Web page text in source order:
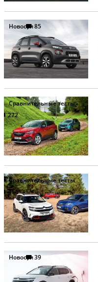
Новости85
Сравнительные тесты
272
Сравнительные тесты
414
Новости39